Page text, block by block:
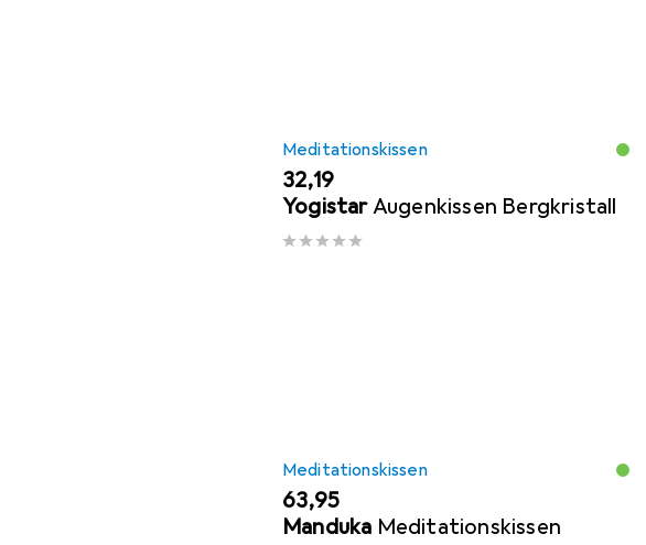
Meditationskissen
EUR
32,19
YogistarAugenkissen Bergkristall
Meditationskissen
EUR
63,95
Manduka Meditationskissen